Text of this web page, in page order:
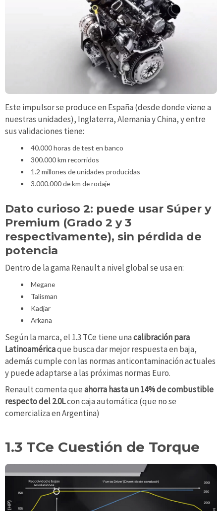
Este impulsor se produce en España (desde donde viene a
nuestras unidades), Inglaterra, Alemania y China, y entre
sus validaciones tiene:
40.000 horas de test en banco
300.000 km recorridos
1.2 millones de unidades producidas
3.000.000 de km de rodaje
Dato curioso 2: puede usar Súper y
Premium (Grado 2 y 3
respectivamente), sin pérdida de
potencia
Dentro de la gama Renault a nivel global se usa en:
Megane
Talisman
Kadjar
Arkana
Según la marca, el 1.3 TCe tiene unacalibración para
Latinoaméricaque busca dar mejor respuesta en baja,
además cumple con las normas anticontaminación actuales
y puede adaptarse a las próximas normas Euro.
Renault comenta queahorra hasta un 14% de combustible
respecto del 2.0Lcon caja automática (que no se
comercializa en Argentina)
1.3 TCe Cuestión de Torque